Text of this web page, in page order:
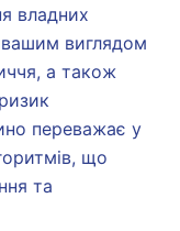
владних
вашим виглядом
а також
переважає у
що
та